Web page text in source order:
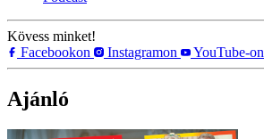
Kövess minket!
Facebookon
Instagramon YouTube-on
Ajánló